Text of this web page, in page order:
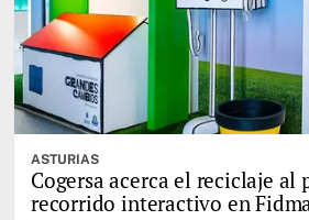
ASTURIAS
Cogersa acerca el reciclaje al
recorrido interactivo en